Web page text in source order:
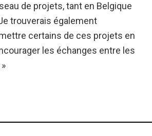
de projets, tant en Belgique
trouverais également
certains de ces projets en
les échanges entre les